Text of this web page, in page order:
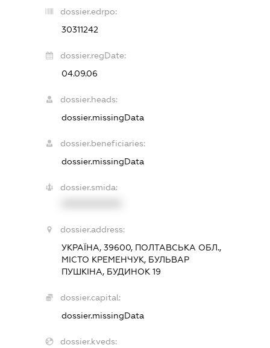
dossier.edrpo:
30311242
dossier.regDate:
04.09.06
dossier.heads:
dossier.missingData
dossier.beneficiaries:
dossier.missingData
dossier.smida:
dossier.address:
УКРАЇНА, 39600, ПОЛТАВСЬКА ОБЛ.,
МІСТО КРЕМЕНЧУК, БУЛЬВАР
ПУШКІНА, БУДИНОК 19
dossier.capital:
dossier.missingData
dossier.kveds: